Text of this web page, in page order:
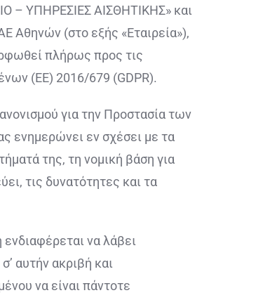
– ΥΠΗΡΕΣΙΕΣ ΑΙΣΘΗΤΙΚΗΣ» και
Αθηνών (στο εξής «Εταιρεία»),
πλήρως προς τις
(ΕΕ) 2016/679 (GDPR).
για την Προστασία των
ενημερώνει εν σχέσει με τα
της, τη νομική βάση για
τις δυνατότητες και τα
να λάβει
αυτήν ακριβή και
να είναι πάντοτε